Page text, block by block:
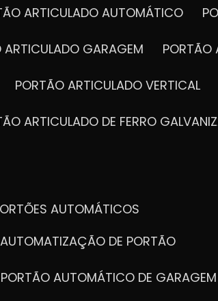
ARTICULADO AUTOMÁTICO
ARTICULADO GARAGEM
PORTÃO ARTICULADO VERTICAL
ARTICULADO DE FERRO
AUTOMÁTICOS
AUTOMATIZAÇÃO DE PORTÃO
PORTÃO AUTOMÁTICO DE GARAGEM